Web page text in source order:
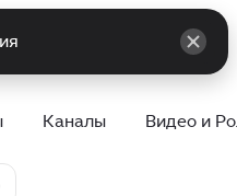
Каналы Видео и